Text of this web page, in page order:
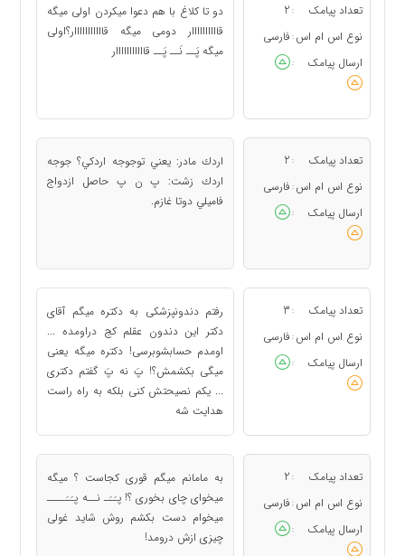
تعداد پیامک :
2
نوع اس ام اس : فارسی
ارسال پیامک
:
دو تا کلاغ با هم دعوا میکردن اولی میگه
قاااااااااار دومی میگه قااااااااااار؟اولی
میگه پَــ نَــ پَــ قااااااااااار
تعداد پیامک :
2
نوع اس ام اس : فارسی
ارسال پیامک
:
اردك مادر: يعني توجوجه اردكي؟ جوجه
اردك زشت: پ ن پ حاصل ازدواج
فاميلي دوتا غازم.
تعداد پیامک :
3
نوع اس ام اس : فارسی
ارسال پیامک
:
رفتم دندونپزشکی به دکتره میگم آقای
دکتر این دندون عقلم کج دراومده ...
اومدم حسابشوبرسی! دکتره میگه یعنی
میگی بکشمش؟! پَ نه پَ گفتم دکتری
... یکم نصیحتش کنی بلکه به راه راست
هدایت شه
تعداد پیامک :
2
نوع اس ام اس : فارسی
ارسال پیامک
:
به مامانم میگم قوری کجاست ؟ میگه
میخوای چای بخوری ؟! پـَـَـ نــه پـَـَــــ
میخوام دست بکشم روش شاید غولی
چیزی ازش درومد!